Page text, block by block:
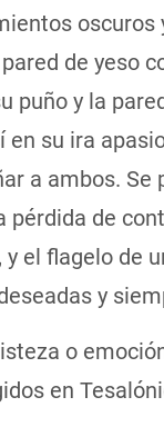
oscuros
de yeso
puño y la
en su ira
a ambos. Se
pérdida de
el flagelo de
y
o
en